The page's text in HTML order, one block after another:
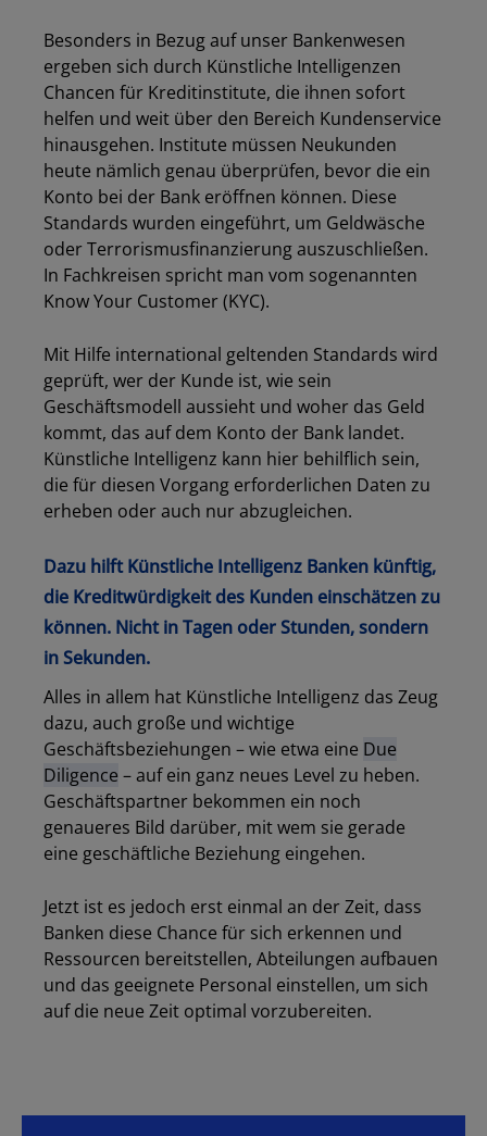
Besonders in Bezug auf unser Bankenwesen
ergeben sich durch Künstliche Intelligenzen
Chancen für Kreditinstitute, die ihnen sofort
helfen und weit über den Bereich Kundenservice
hinausgehen. Institute müssen Neukunden
heute nämlich genau überprüfen, bevor die ein
Konto bei der Bank eröffnen können. Diese
Standards wurden eingeführt, um Geldwäsche
oder Terrorismusfinanzierung auszuschließen.
In Fachkreisen spricht man vom sogenannten
Know Your Customer (KYC).
Mit Hilfe international geltenden Standards wird
geprüft, wer der Kunde ist, wie sein
Geschäftsmodell aussieht und woher das Geld
kommt, das auf dem Konto der Bank landet.
Künstliche Intelligenz kann hier behilflich sein,
die für diesen Vorgang erforderlichen Daten zu
erheben oder auch nur abzugleichen.
Dazu hilft Künstliche Intelligenz Banken künftig,
die Kreditwürdigkeit des Kunden einschätzen zu
können. Nicht in Tagen oder Stunden, sondern
in Sekunden.
Alles in allem hat Künstliche Intelligenz das Zeug
dazu, auch große und wichtige
Geschäftsbeziehungen – wie etwa eine Due
Diligence – auf ein ganz neues Level zu heben.
Geschäftspartner bekommen ein noch
genaueres Bild darüber, mit wem sie gerade
eine geschäftliche Beziehung eingehen.
Jetzt ist es jedoch erst einmal an der Zeit, dass
Banken diese Chance für sich erkennen und
Ressourcen bereitstellen, Abteilungen aufbauen
und das geeignete Personal einstellen, um sich
auf die neue Zeit optimal vorzubereiten.